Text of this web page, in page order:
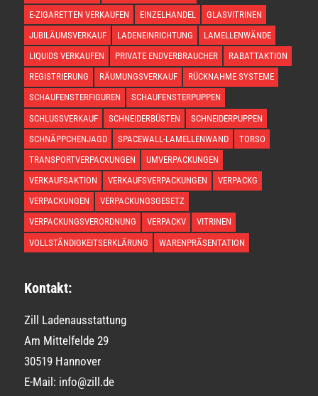
E-ZIGARETTEN VERKAUFEN
EINZELHANDEL
GLASVITRINEN
JUBILÄUMSVERKAUF
LADENEINRICHTUNG
LAMELLENWÄNDE
LIQUIDS VERKAUFEN
PRIVATE ENDVERBRAUCHER
RABATTAKTION
REGISTRIERUNG
RÄUMUNGSVERKAUF
RÜCKNAHME SYSTEME
SCHAUFENSTERFIGUREN
SCHAUFENSTERPUPPEN
SCHLUSSVERKAUF
SCHNEIDERBÜSTEN
SCHNEIDERPUPPEN
SCHNÄPPCHENJAGD
SPACEWALL-LAMELLENWAND
TORSO
TRANSPORTVERPACKUNGEN
UMVERPACKUNGEN
VERKAUFSAKTION
VERKAUFSVERPACKUNGEN
VERPACKG
VERPACKUNGEN
VERPACKUNGSGESETZ
VERPACKUNGSVERORDNUNG
VERPACKV
VITRINEN
VOLLSTÄNDIGKEITSERKLÄRUNG
WARENPRÄSENTATION
Kontakt:
Zill Ladenausstattung
Am Mittelfelde 29
30519 Hannover
E-Mail: info@zill.de